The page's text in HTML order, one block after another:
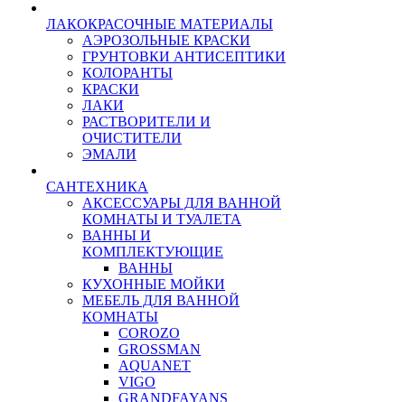
ЛАКОКРАСОЧНЫЕ МАТЕРИАЛЫ
АЭРОЗОЛЬНЫЕ КРАСКИ
ГРУНТОВКИ АНТИСЕПТИКИ
КОЛОРАНТЫ
КРАСКИ
ЛАКИ
РАСТВОРИТЕЛИ И
ОЧИСТИТЕЛИ
ЭМАЛИ
САНТЕХНИКА
АКСЕССУАРЫ ДЛЯ ВАННОЙ
КОМНАТЫ И ТУАЛЕТА
ВАННЫ И
КОМПЛЕКТУЮЩИЕ
ВАННЫ
КУХОННЫЕ МОЙКИ
МЕБЕЛЬ ДЛЯ ВАННОЙ
КОМНАТЫ
COROZO
GROSSMAN
AQUANET
VIGO
GRANDFAYANS